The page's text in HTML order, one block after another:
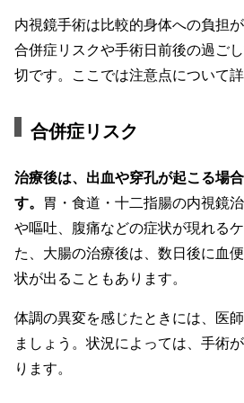
内視鏡手術は比較的身体への負担
合併症リスクや手術日前後の過ご
切です。ここでは注意点について詳
合併症リスク
治療後は、出血や穿孔が起こる場
す。 胃・食道・十二指腸の内視鏡
や嘔吐、腹痛などの症状が現れる
た、大腸の治療後は、数日後に血
状が出ることもあります。
体調の異変を感じたときには、医
ましょう。状況によっては、手術
ります。